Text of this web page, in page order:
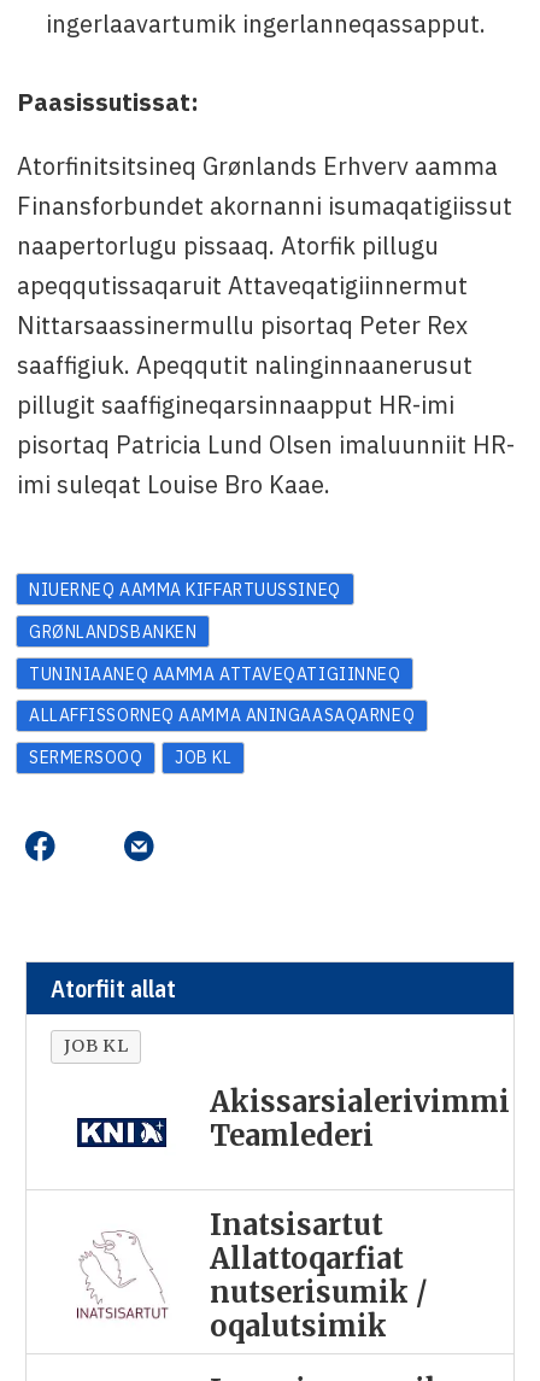
ingerlaavartumik ingerlanneqassapput.
Paasissutissat:
Atorfinitsitsineq Grønlands Erhverv aamma
Finansforbundet akornanni isumaqatigiissut
naapertorlugu pissaaq. Atorfik pillugu
apeqqutissaqaruit Attaveqatigiinnermut
Nittarsaassinermullu pisortaq Peter Rex
saaffigiuk. Apeqqutit nalinginnaanerusut
pillugit saaffigineqarsinnaapput HR-imi
pisortaq Patricia Lund Olsen imaluunniit HR-
imi suleqat Louise Bro Kaae.
NIUERNEQ AAMMA KIFFARTUUSSINEQ
GRØNLANDSBANKEN
TUNINIAANEQ AAMMA ATTAVEQATIGIINNEQ
ALLAFFISSORNEQ AAMMA ANINGAASAQARNEQ
SERMERSOOQ
JOB KL
Atorfiit allat
JOB KL
Akissarsialerivimmi
Teamlederi
Inatsisartut
Allattoqarfiat
nutserisumik /
oqalutsimik